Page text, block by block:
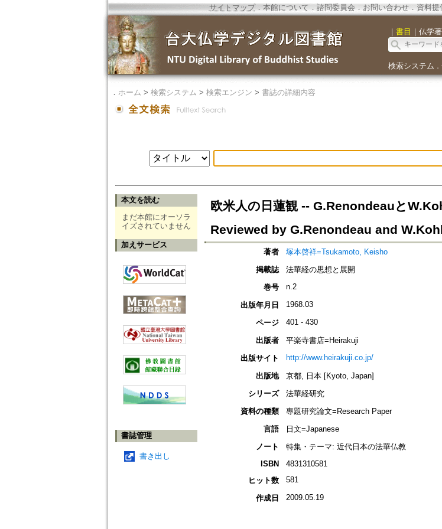
サイトマップ．本館について ． 諮問委員会． お問い合わせ． 資料提
｜ 書目 ｜ 仏学
検索システム ．
． ホーム > 検索システム > 検索エンジン > 書誌の詳細内容
本文を読む
まだ本館にオーソラ
イズされていません
加えサービス
書誌管理
書き出し
欧米人の日蓮観 -- G.Renondeauと
Reviewed by G.Renondeau and
著者
塚本啓祥=Tsukamoto, Keisho
掲載誌
法華経の思想と展開
巻号
n.2
出版年月日 1968.03
ページ 401 - 430
出版者
平楽寺書店=Heirakuji
出版サイト
http://www.heirakuji.co.jp/
出版地
京都, 日本 [Kyoto, Japan]
シリーズ
法華経研究
資料の種類
專題研究論文=Research Paper
言語
日文=Japanese
ノート
特集・テーマ: 近代日本の法華仏教
ISBN
4831310581
ヒット数
581
作成日 2009.05.19